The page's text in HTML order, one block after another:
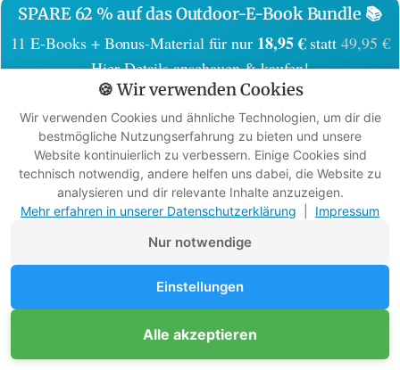
SPARE 62 % auf das Outdoor-E-Book Bundle 📚
11 E-Books + Bonus-Material für nur 18,95 €statt 49,95 €
Hier Details anschauen & kaufen!
Was ich an der Goal Zero Yeti
500x nicht so mag
Der Aufladevorgang war am Anfang ungewiss: Das
war jedenfalls bei mir so, ob es immer so ist, kann
Die blaue Leuchte blinkt beim Aufladen vorn und
Unterstütze Survival-Kompass
🍪 Wir verwenden Cookies
Wir verwenden Cookies und ähnliche Technologien, um dir die
bestmögliche Nutzungserfahrung zu bieten und unsere
Website kontinuierlich zu verbessern. Einige Cookies sind
technisch notwendig, andere helfen uns dabei, die Website zu
analysieren und dir relevante Inhalte anzuzeigen.
Mehr erfahren in unserer Datenschutzerklärung
Impressum
Nur notwendige
Einstellungen
Alle akzeptieren